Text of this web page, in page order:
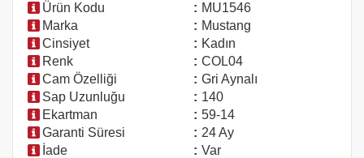
Ürün Kodu : MU1546
Marka
: Mustang
Cinsiyet
: Kadın
Renk
: COL04
Cam Özelliği
: Gri Aynalı
Sap Uzunluğu
: 140
Ekartman
: 59-14
Garanti Süresi
: 24 Ay
İade
: Var